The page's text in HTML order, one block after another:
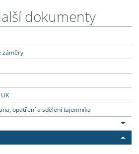
dokumenty
záměry
opatření a sdělení tajemníka